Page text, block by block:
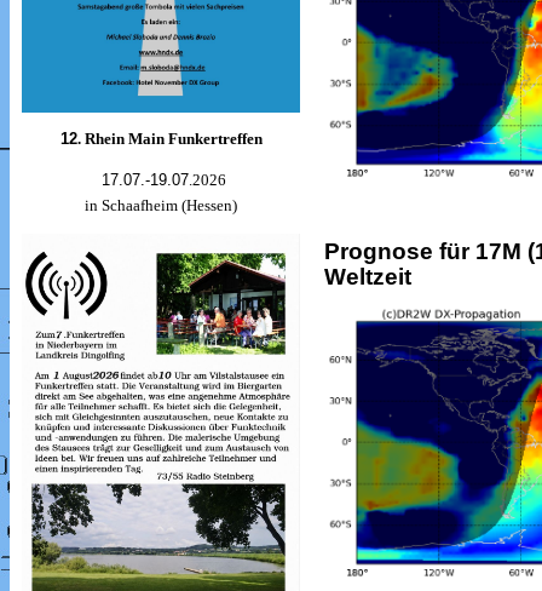
12. Rhein Main Funkertreffen
17.07.-19.07.2026
in Schaafheim (Hessen)
Prognose für 17M
Weltzeit